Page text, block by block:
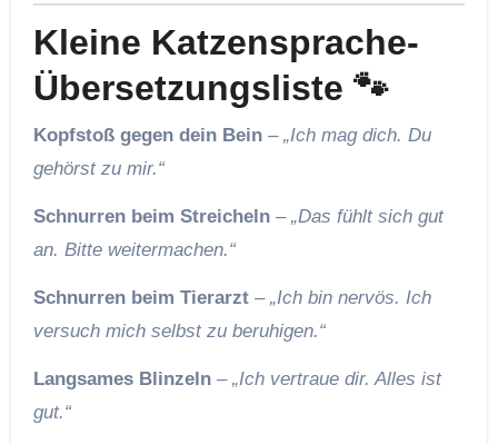
Kleine Katzensprache-
Übersetzungsliste 🐾
Kopfstoß gegen dein Bein– „Ich mag dich. Du
gehörst zu mir.“
Schnurren beim Streicheln– „Das fühlt sich gut
an. Bitte weitermachen.“
Schnurren beim Tierarzt– „Ich bin nervös. Ich
versuch mich selbst zu beruhigen.“
Langsames Blinzeln– „Ich vertraue dir. Alles ist
gut.“